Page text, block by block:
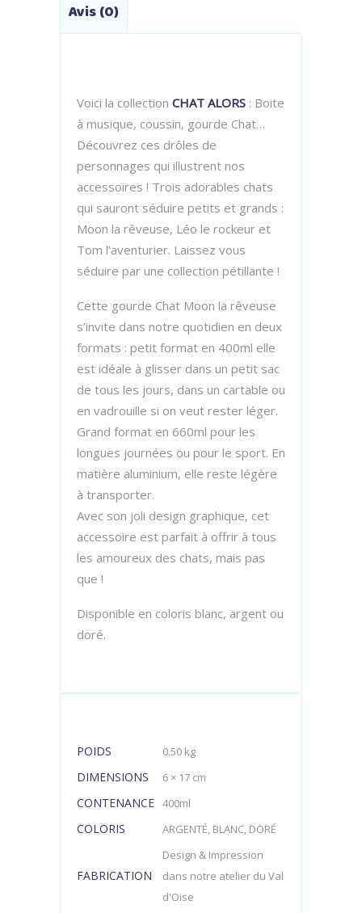
Avis (0)
Voici la collection CHAT ALORS : Boite
à musique, coussin, gourde Chat…
Découvrez ces drôles de
personnages qui illustrent nos
accessoires ! Trois adorables chats
qui sauront séduire petits et grands :
Moon la rêveuse, Léo le rockeur et
Tom l’aventurier. Laissez vous
séduire par une collection pétillante !
Cette gourde Chat Moon la rêveuse
s’invite dans notre quotidien en deux
formats : petit format en 400ml elle
est idéale à glisser dans un petit sac
de tous les jours, dans un cartable ou
en vadrouille si on veut rester léger.
Grand format en 660ml pour les
longues journées ou pour le sport. En
matière aluminium, elle reste légère
à transporter.
Avec son joli design graphique, cet
accessoire est parfait à offrir à tous
les amoureux des chats, mais pas
que !
Disponible en coloris blanc, argent ou
doré.
POIDS 0.50 kg
DIMENSIONS 6 × 17 cm
CONTENANCE 400ml
COLORIS ARGENTÉ, BLANC, DORÉ
FABRICATION
Design & Impression
dans notre atelier du Val
d'Oise